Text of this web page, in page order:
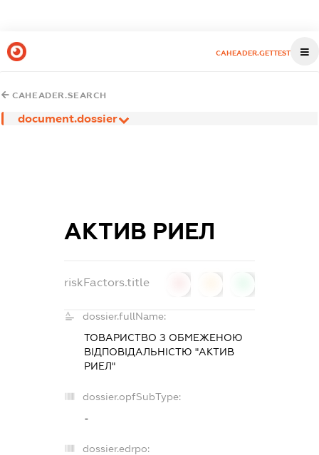
CAHEADER.GETTEST
CAHEADER.SEARCH
document.dossier
АКТИВ РИЕЛ
riskFactors.title
dossier.fullName:
ТОВАРИСТВО З ОБМЕЖЕНОЮ
ВІДПОВІДАЛЬНІСТЮ "АКТИВ
РИЕЛ"
dossier.opfSubType:
-
dossier.edrpo: